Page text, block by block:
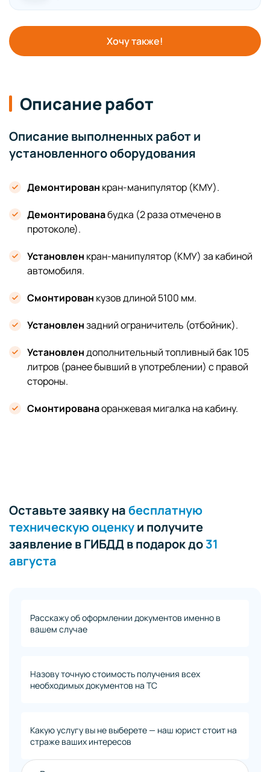
Хочу также!
Описание работ
Описание выполненных работ и
установленного оборудования
Демонтирован кран-манипулятор (КМУ).
Демонтированабудка (2 раза отмечено в
протоколе).
Установлен кран-манипулятор (КМУ) за кабиной
автомобиля.
Смонтирован кузов длиной 5100 мм.
Установлензадний ограничитель (отбойник).
Установлендополнительный топливный бак 105
литров (ранее бывший в употреблении) с правой
стороны.
Смонтированаоранжевая мигалка на кабину.
Оставьте заявку набесплатную
техническую оценкуи получите
заявление в ГИБДД в подарок до31
августа
Расскажу об оформлении документов именно в
вашем случае
Назову точную стоимость получения всех
необходимых документов на ТС
Какую услугу вы не выберете — наш юрист стоит на
страже ваших интересов